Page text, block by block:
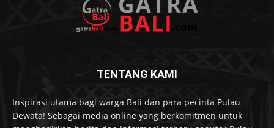
TENTANG KAMI
Inspirasi utama bagi warga Bali dan para pecinta Pulau
Dewata! Sebagai media online yang berkomitmen untuk